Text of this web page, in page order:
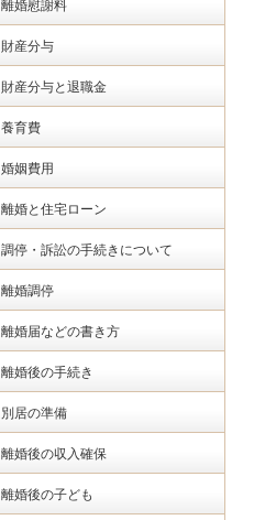
離婚慰謝料
財産分与
財産分与と退職金
養育費
婚姻費用
離婚と住宅ローン
調停・訴訟の手続きについて
離婚調停
離婚届などの書き方
離婚後の手続き
別居の準備
離婚後の収入確保
離婚後の子ども